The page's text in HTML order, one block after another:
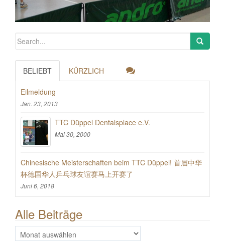
BELIEBT KÜRZLICH
Eilmeldung
Jan. 23, 2013
TTC Düppel Dentalsplace e.V.
Mai 30, 2000
Chinesische Meisterschaften beim TTC Düppel! 首届中华
杯德国华人乒乓球友谊赛马上开赛了
Juni 6, 2018
Alle Beiträge
Alle
Beiträge